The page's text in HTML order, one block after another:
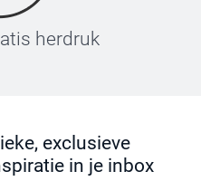
herdruk
exclusieve
in je inbox